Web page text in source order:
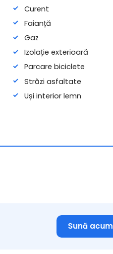
Curent
Faianță
Gaz
Izolație exterioară
Parcare biciclete
Străzi asfaltate
Uși interior lemn
Sună acum